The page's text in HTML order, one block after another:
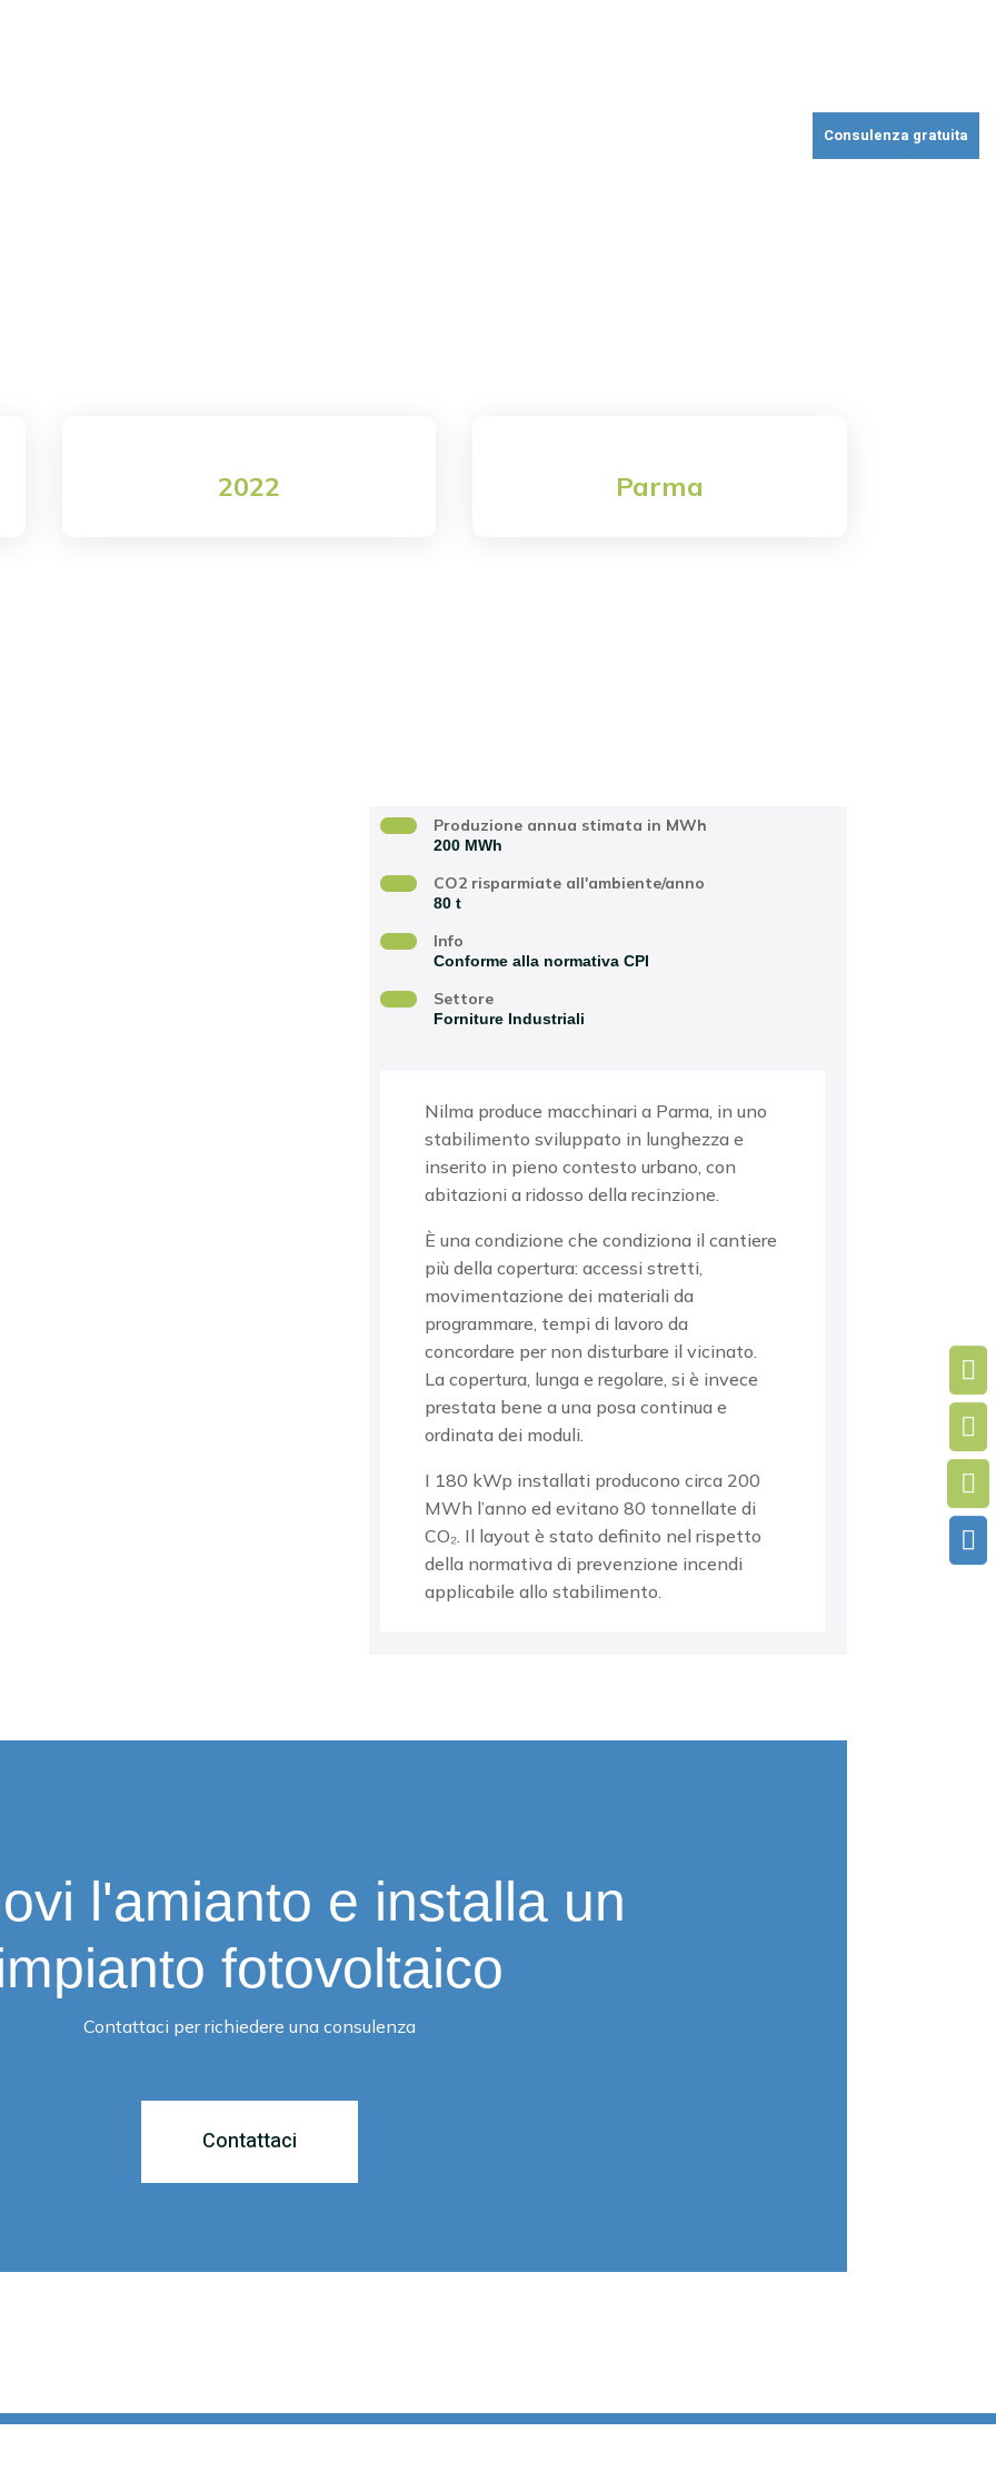
Consulenza gratuita
2022 Parma
Produzione annua stimata in MWh
200 MWh
CO2 risparmiate all'ambiente/anno
80 t
Info
Conforme alla normativa CPI
Settore
Forniture Industriali
Nilma produce macchinari a Parma, in uno
stabilimento sviluppato in lunghezza e
inserito in pieno contesto urbano, con
abitazioni a ridosso della recinzione.
È una condizione che condiziona il cantiere
più della copertura: accessi stretti,
movimentazione dei materiali da
programmare, tempi di lavoro da
concordare per non disturbare il vicinato.
La copertura, lunga e regolare, si è invece
prestata bene a una posa continua e
ordinata dei moduli.
I 180 kWp installati producono circa 200
MWh l’anno ed evitano 80 tonnellate di
CO₂. Il layout è stato definito nel rispetto
della normativa di prevenzione incendi
applicabile allo stabilimento.
l'amianto e installa un
fotovoltaico
Contattaci per richiedere una consulenza
Contattaci



